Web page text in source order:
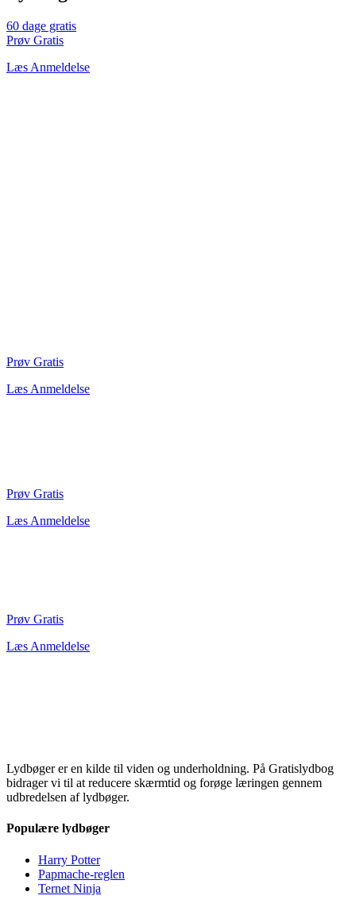
60 dage gratis
Prøv Gratis
Læs Anmeldelse
Prøv Gratis
Læs Anmeldelse
Prøv Gratis
Læs Anmeldelse
Prøv Gratis
Læs Anmeldelse
Lydbøger er en kilde til viden og underholdning. På Gratislydbog
bidrager vi til at reducere skærmtid og forøge læringen gennem
udbredelsen af lydbøger.
Populære lydbøger
Harry Potter
Papmache-reglen
Ternet Ninja